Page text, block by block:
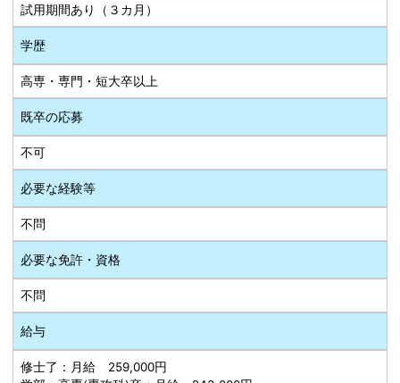
試用期間あり（３カ月）
学歴
高専・専門・短大卒以上
既卒の応募
不可
必要な経験等
不問
必要な免許・資格
不問
給与
修士了：月給 259,000円